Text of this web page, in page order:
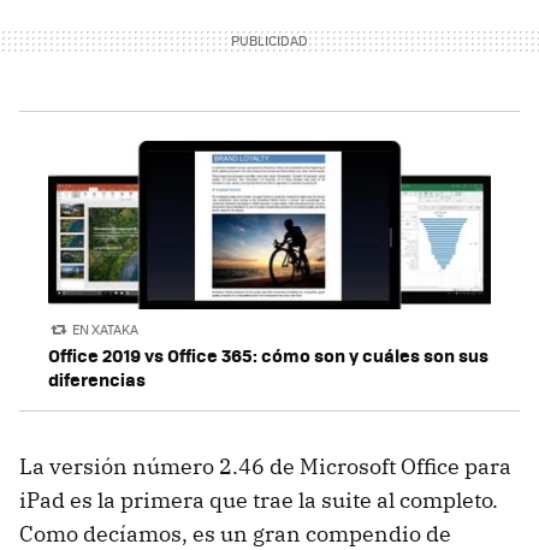
EN XATAKA
Office 2019 vs Office 365: cómo son y cuáles son sus
diferencias
La versión número 2.46 de Microsoft Office para
iPad es la primera que trae la suite al completo.
Como decíamos, es un gran compendio de